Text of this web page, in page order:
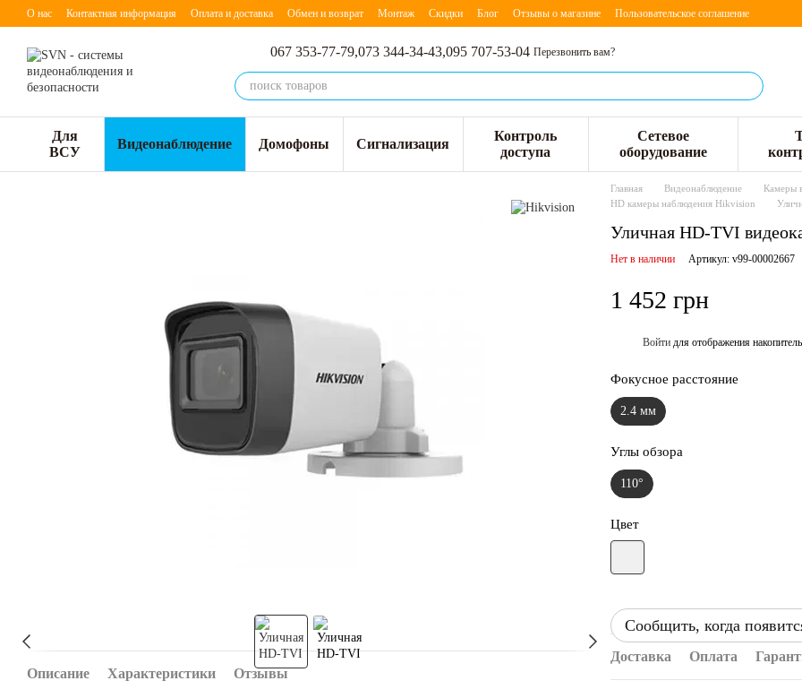
Перейти к основному контенту
О нас Контактная информация Оплата и доставка Обмен и возврат Монтаж Скидки Блог Отзывы о магазине Пользовательское соглашение
067 353-77-79,073 344-34-43,095 707-53-04 Перезвонить вам?
Для
ВСУ
Видеонаблюдение Домофоны Сигнализация
Контроль
доступа
Сетевое
оборудование
Описание Характеристики Отзывы
Главная Видеонаблюдение
Камеры
HD камеры наблюдения Hikvision
Уличная HD-TVI
Нет в наличии Артикул: v99-00002667
1 452 грн
Войти для отображения
Фокусное расстояние
2.4 мм
Углы обзора
110°
Цвет
Сообщить, когда
Доставка Оплата